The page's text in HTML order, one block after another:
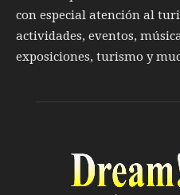
con especial atención al
actividades, eventos,
exposiciones, turismo y